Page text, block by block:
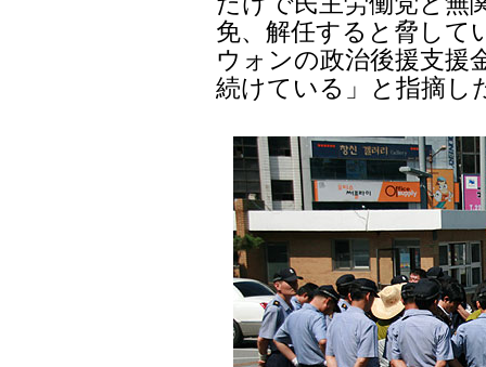
免、解任すると脅して
ウォンの政治後援支援
続けている」と指摘し